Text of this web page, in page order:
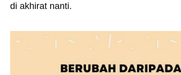
di akhirat nanti.